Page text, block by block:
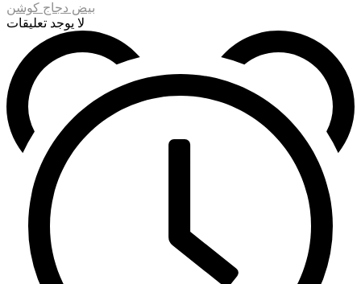
بيض دجاج كوشن
لا يوجد تعليقات